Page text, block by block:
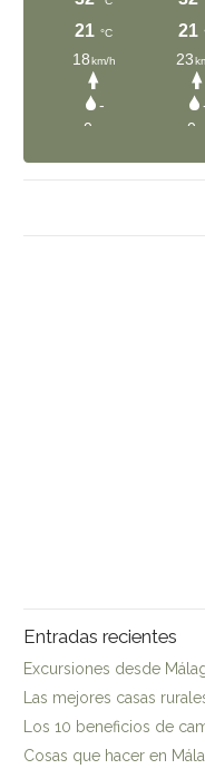
Entradas recientes
Excursiones desde
Las mejores casas
Los 10 beneficios de
Cosas que hacer en